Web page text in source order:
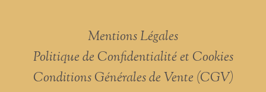
Mentions Légales
Politique de Confidentialité et Cookies
Conditions Générales de Vente (CGV)